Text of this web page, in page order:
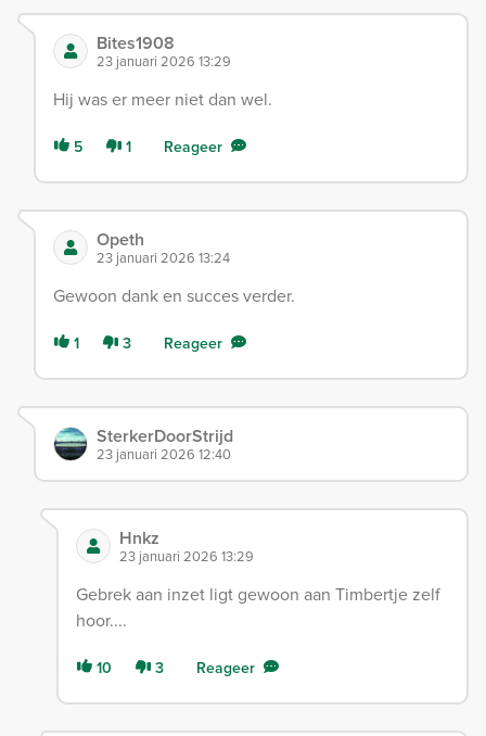
Bites1908
23 januari 2026 13:29
Hij was er meer niet dan wel.
5 1 Reageer
Opeth
23 januari 2026 13:24
Gewoon dank en succes verder.
1 3 Reageer
SterkerDoorStrijd
23 januari 2026 12:40
Hnkz
23 januari 2026 13:29
Gebrek aan inzet ligt gewoon aan Timbertje zelf
hoor....
10 3 Reageer